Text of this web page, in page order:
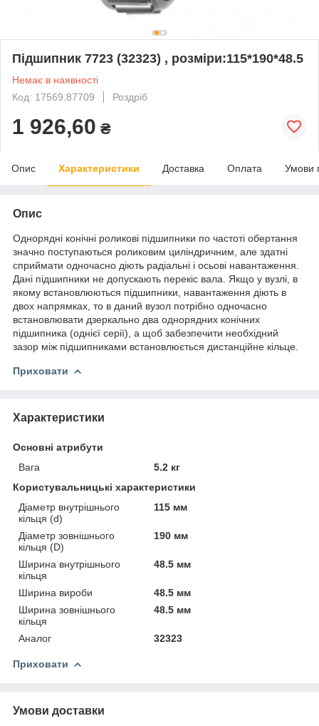
Підшипник 7723 (32323) , розміри:115*190*48.5
Немає в наявності
Код: 17569.87709
Роздріб
1 926,60 ₴
Опис Характеристики Доставка Оплата Умови
Опис
Однорядні конічні роликові підшипники по частоті обертання
значно поступаються роликовим циліндричним, але здатні
сприймати одночасно діють радіальні і осьові навантаження.
Дані підшипники не допускають перекіс вала. Якщо у вузлі, в
якому встановлюються підшипники, навантаження діють в
двох напрямках, то в даний вузол потрібно одночасно
встановлювати дзеркально два однорядних конічних
підшипника (однієї серії), а щоб забезпечити необхідний
зазор між підшипниками встановлюється дистанційне кільце.
Приховати
Характеристики
Основні атрибути
Вага
5.2 кг
Користувальницькі характеристики
Діаметр внутрішнього
кільця (d)
115 мм
Діаметр зовнішнього
кільця (D)
190 мм
Ширина внутрішнього
кільця
48.5 мм
Ширина вироби
48.5 мм
Ширина зовнішнього
кільця
48.5 мм
Аналог 32323
Приховати
Умови доставки